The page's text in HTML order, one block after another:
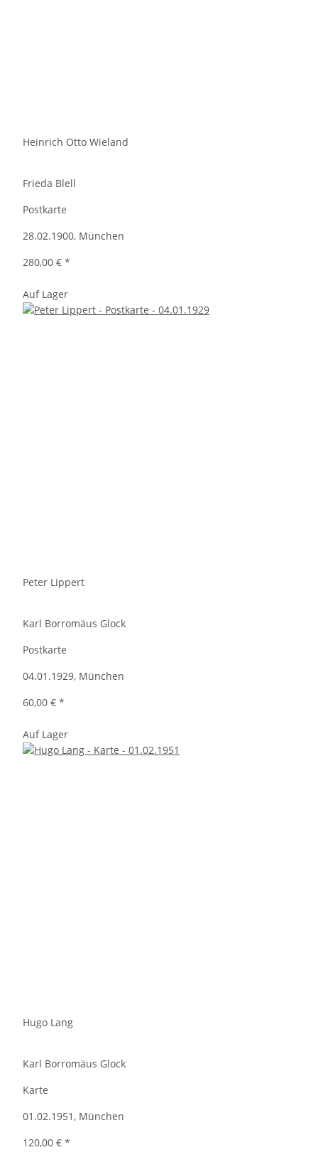
Heinrich Otto Wieland
Frieda Blell
Postkarte
28.02.1900, München
280,00 € *
Auf Lager
Peter Lippert
Karl Borromäus Glock
Postkarte
04.01.1929, München
60,00 € *
Auf Lager
Hugo Lang
Karl Borromäus Glock
Karte
01.02.1951, München
120,00 € *